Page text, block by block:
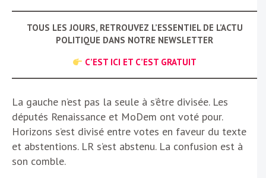
TOUS LES JOURS, RETROUVEZ L’ESSENTIEL DE L’ACTU
POLITIQUE DANS NOTRE NEWSLETTER
C’EST ICI ET C’EST GRATUIT
La gauche n’est pas la seule à s’être divisée. Les
députés Renaissance et MoDem ont voté pour.
Horizons s’est divisé entre votes en faveur du texte
et abstentions. LR s’est abstenu. La confusion est à
son comble.